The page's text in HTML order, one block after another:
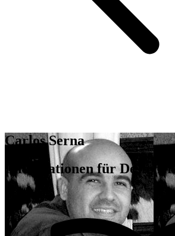
Carlos Serna
Informationen für Designer